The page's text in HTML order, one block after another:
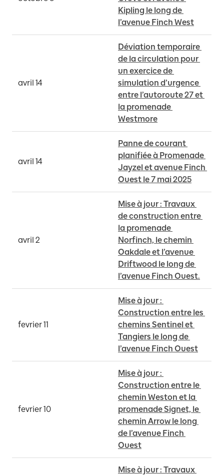
Kipling le long de
l’avenue Finch West
avril 14
Déviation temporaire
de la circulation pour
un exercice de
simulation d’urgence
entre l’autoroute 27 et
la promenade
Westmore
avril 14
Panne de courant
planifiée à Promenade
Jayzel et avenue Finch
Ouest le 7 mai 2025
avril 2
Mise à jour : Travaux
de construction entre
la promenade
Norfinch, le chemin
Oakdale et l’avenue
Driftwood le long de
l’avenue Finch Ouest.
fevrier 11
Mise à jour :
Construction entre les
chemins Sentinel et
Tangiers le long de
l’avenue Finch Ouest
fevrier 10
Mise à jour :
Construction entre le
chemin Weston et la
promenade Signet, le
chemin Arrow le long
de l’avenue Finch
Ouest
Mise à jour : Travaux